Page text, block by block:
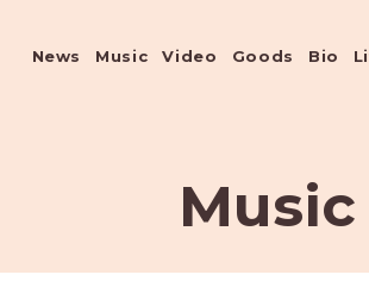
News Music Video Goods Bio
Music